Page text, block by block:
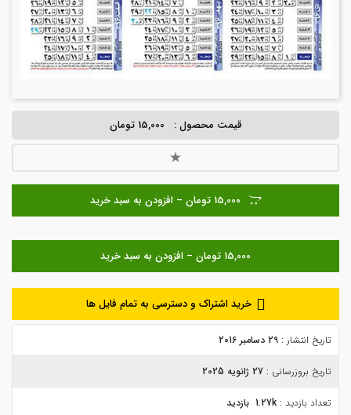
قیمت محصول : 15,000 تومان
15,000 تومان – افزودن به سبد خرید
خرید اشتراک و دسترسی به تمام فایل ها
تاریخ انتشار : 29 دسامبر 2016
تاریخ بروزرسانی : 27 ژانویه 2025
تعداد بازدید : 1.27k بازدید